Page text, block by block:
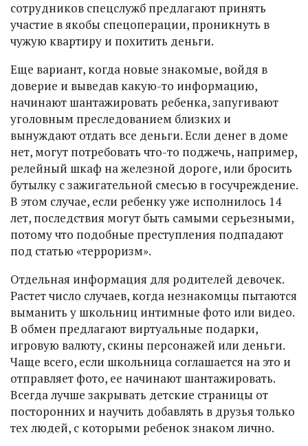
сотрудников спецслужб предлагают принять
участие в якобы спецоперации, проникнуть в
чужую квартиру и похитить деньги.
Еще вариант, когда новые знакомые, войдя в
доверие и выведав какую-то информацию,
начинают шантажировать ребенка, запугивают
уголовным преследованием близких и
вынуждают отдать все деньги. Если денег в доме
нет, могут потребовать что-то поджечь, например,
релейный шкаф на железной дороге, или бросить
бутылку с зажигательной смесью в госучреждение.
В этом случае, если ребенку уже исполнилось 14
лет, последствия могут быть самыми серьезными,
потому что подобные преступления подпадают
под статью «терроризм».
Отдельная информация для родителей девочек.
Растет число случаев, когда незнакомцы пытаются
выманить у школьниц интимные фото или видео.
В обмен предлагают виртуальные подарки,
игровую валюту, скины персонажей или деньги.
Чаще всего, если школьница соглашается на это и
отправляет фото, ее начинают шантажировать.
Всегда лучше закрывать детские страницы от
посторонних и научить добавлять в друзья только
тех людей, с которыми ребенок знаком лично.